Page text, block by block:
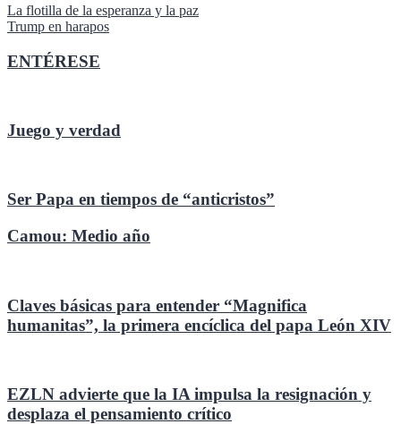
Navegación
de
entradas
La flotilla de la esperanza y la paz
Trump en harapos
ENTÉRESE
Juego y verdad
Ser Papa en tiempos de “anticristos”
Camou: Medio año
Claves básicas para entender “Magnifica
humanitas”, la primera encíclica del papa León XIV
EZLN advierte que la IA impulsa la resignación y
desplaza el pensamiento crítico